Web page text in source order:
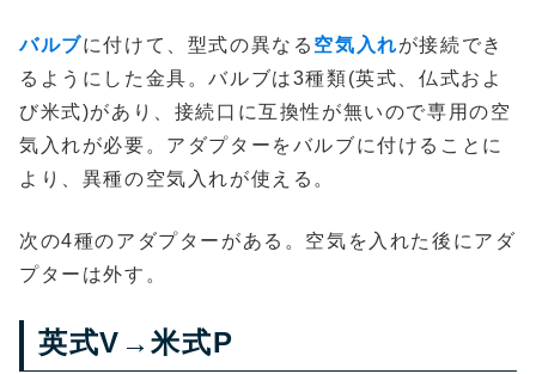
バルブに付けて、型式の異なる 空気入れが接続でき
るようにした金具。バルブは3種類(英式、仏式およ
び米式)があり、接続口に互換性が無いので専用の空
気入れが必要。アダプターをバルブに付けることに
より、異種の空気入れが使える。
次の4種のアダプターがある。空気を入れた後にアダ
プターは外す。
英式V→米式P